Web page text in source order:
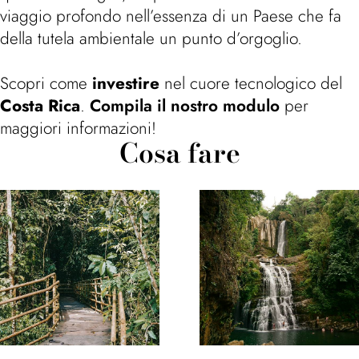
viaggio profondo nell’essenza di un Paese che fa
della tutela ambientale un punto d’orgoglio.
Scopri come investire nel cuore tecnologico del
Costa Rica. Compila il nostro modulo per
maggiori informazioni!
Cosa fare